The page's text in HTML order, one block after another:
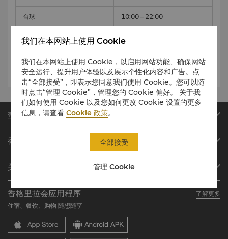
台球 10:00 – 22:00
游泳池 07:00 – 22:00
健身房 07:00 – 22:00
查找或预订
查找预订
餐厅与酒吧
香格里拉会
加入香格里拉会
常见问题
联络我们
关于香格里拉集团
我们的酒店品牌
香格里拉中心
香格里拉公寓
联系方式
职业发展
企业社会责任
新闻稿
香格里拉会应用程序
了解更多
住宿、餐饮、购物 随想随享
我们在本网站上使用 Cookie
我们在本网站上使用 Cookie，以启用网站功能、确保网站
安全运行、提升用户体验以及展示个性化内容和广告。点
击“全部接受”，即表示您同意我们使用 Cookie。您可以随
时点击“管理 Cookie”，管理您的 Cookie 偏好。 关于我
们如何使用 Cookie 以及您如何更改 Cookie 设置的更多
信息，请查看Cookie 政策。
管理 Cookie
全部接受